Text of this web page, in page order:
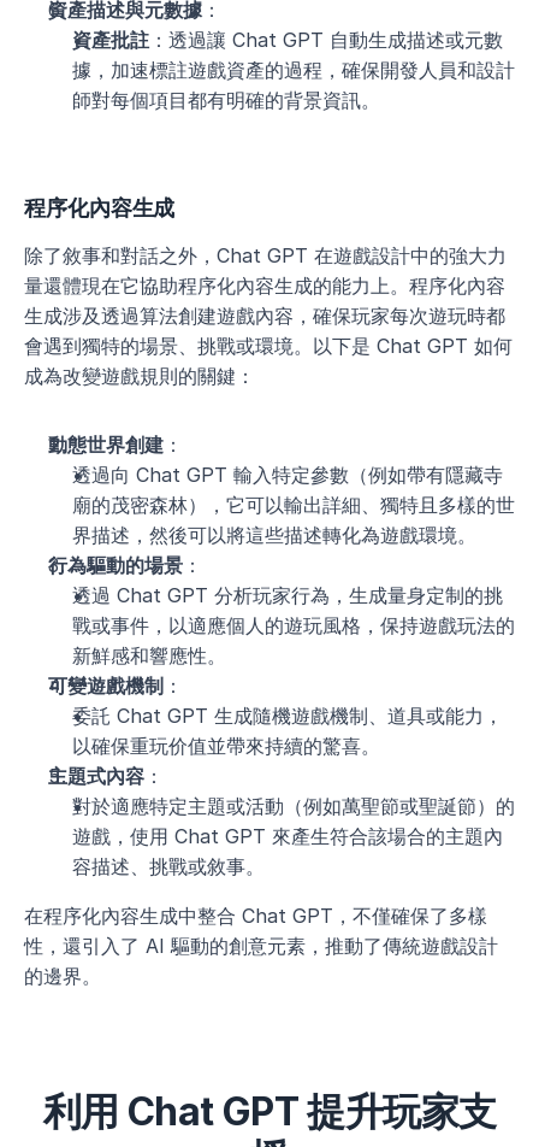
資產描述與元數據 ：
資產批註 ：透過讓 Chat GPT 自動生成描述或元數
據，加速標註遊戲資產的過程，確保開發人員和設計
師對每個項目都有明確的背景資訊。
程序化內容生成
除了敘事和對話之外，Chat GPT 在遊戲設計中的強大力
量還體現在它協助程序化內容生成的能力上。程序化內容
生成涉及透過算法創建遊戲內容，確保玩家每次遊玩時都
會遇到獨特的場景、挑戰或環境。以下是 Chat GPT 如何
成為改變遊戲規則的關鍵：
動態世界創建 ：
透過向 Chat GPT 輸入特定參數（例如帶有隱藏寺
廟的茂密森林），它可以輸出詳細、獨特且多樣的世
界描述，然後可以將這些描述轉化為遊戲環境。
行為驅動的場景 ：
透過 Chat GPT 分析玩家行為，生成量身定制的挑
戰或事件，以適應個人的遊玩風格，保持遊戲玩法的
新鮮感和響應性。
可變遊戲機制 ：
委託 Chat GPT 生成隨機遊戲機制、道具或能力，
以確保重玩价值並帶來持續的驚喜。
主題式內容 ：
對於適應特定主題或活動（例如萬聖節或聖誕節）的
遊戲，使用 Chat GPT 來產生符合該場合的主題內
容描述、挑戰或敘事。
在程序化內容生成中整合 Chat GPT，不僅確保了多樣
性，還引入了 AI 驅動的創意元素，推動了傳統遊戲設計
的邊界。
利用 Chat GPT 提升玩家支